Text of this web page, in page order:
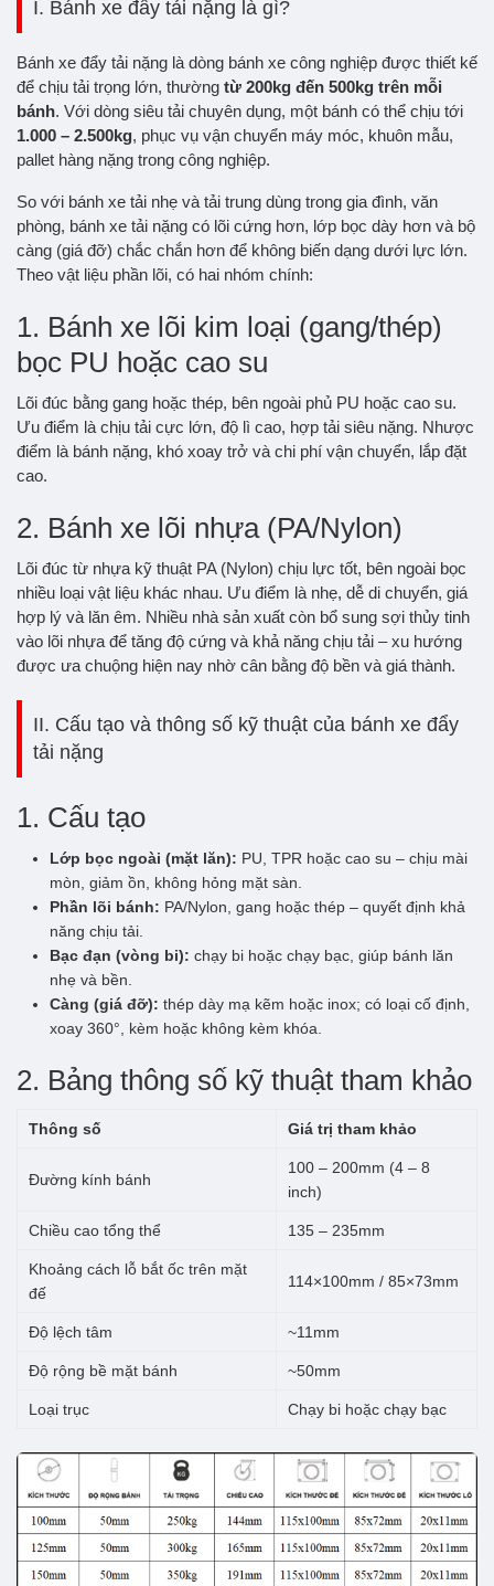
I. Bánh xe đẩy tải nặng là gì?
Bánh xe đẩy tải nặng là dòng bánh xe công nghiệp được thiết kế
để chịu tải trọng lớn, thường từ 200kg đến 500kg trên mỗi
bánh. Với dòng siêu tải chuyên dụng, một bánh có thể chịu tới
1.000 – 2.500kg, phục vụ vận chuyển máy móc, khuôn mẫu,
pallet hàng nặng trong công nghiệp.
So với bánh xe tải nhẹ và tải trung dùng trong gia đình, văn
phòng, bánh xe tải nặng có lõi cứng hơn, lớp bọc dày hơn và bộ
càng (giá đỡ) chắc chắn hơn để không biến dạng dưới lực lớn.
Theo vật liệu phần lõi, có hai nhóm chính:
1. Bánh xe lõi kim loại (gang/thép)
bọc PU hoặc cao su
Lõi đúc bằng gang hoặc thép, bên ngoài phủ PU hoặc cao su.
Ưu điểm là chịu tải cực lớn, độ lì cao, hợp tải siêu nặng. Nhược
điểm là bánh nặng, khó xoay trở và chi phí vận chuyển, lắp đặt
cao.
2. Bánh xe lõi nhựa (PA/Nylon)
Lõi đúc từ nhựa kỹ thuật PA (Nylon) chịu lực tốt, bên ngoài bọc
nhiều loại vật liệu khác nhau. Ưu điểm là nhẹ, dễ di chuyển, giá
hợp lý và lăn êm. Nhiều nhà sản xuất còn bổ sung sợi thủy tinh
vào lõi nhựa để tăng độ cứng và khả năng chịu tải – xu hướng
được ưa chuộng hiện nay nhờ cân bằng độ bền và giá thành.
II. Cấu tạo và thông số kỹ thuật của bánh xe đẩy
tải nặng
1. Cấu tạo
Lớp bọc ngoài (mặt lăn): PU, TPR hoặc cao su – chịu mài
mòn, giảm ồn, không hỏng mặt sàn.
Phần lõi bánh: PA/Nylon, gang hoặc thép – quyết định khả
năng chịu tải.
Bạc đạn (vòng bi): chạy bi hoặc chạy bạc, giúp bánh lăn
nhẹ và bền.
Càng (giá đỡ): thép dày mạ kẽm hoặc inox; có loại cố định,
xoay 360°, kèm hoặc không kèm khóa.
2. Bảng thông số kỹ thuật tham khảo
Thông số Giá trị tham khảo
Đường kính bánh
100 – 200mm (4 – 8
inch)
Chiều cao tổng thể 135 – 235mm
Khoảng cách lỗ bắt ốc trên mặt
đế
114×100mm / 85×73mm
Độ lệch tâm ~11mm
Độ rộng bề mặt bánh ~50mm
Loại trục Chạy bi hoặc chạy bạc